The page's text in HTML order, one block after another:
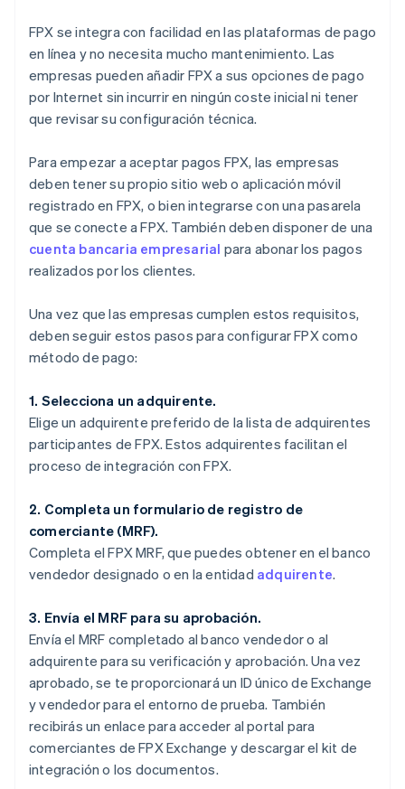
FPX se integra con facilidad en las plataformas de pago
en línea y no necesita mucho mantenimiento. Las
empresas pueden añadir FPX a sus opciones de pago
por Internet sin incurrir en ningún coste inicial ni tener
que revisar su configuración técnica.
Para empezar a aceptar pagos FPX, las empresas
deben tener su propio sitio web o aplicación móvil
registrado en FPX, o bien integrarse con una pasarela
que se conecte a FPX. También deben disponer de una
cuenta bancaria empresarial para abonar los pagos
realizados por los clientes.
Una vez que las empresas cumplen estos requisitos,
deben seguir estos pasos para configurar FPX como
método de pago:
1. Selecciona un adquirente.
Elige un adquirente preferido de la lista de adquirentes
participantes de FPX. Estos adquirentes facilitan el
proceso de integración con FPX.
2. Completa un formulario de registro de
comerciante (MRF).
Completa el FPX MRF, que puedes obtener en el banco
vendedor designado o en la entidad adquirente.
3. Envía el MRF para su aprobación.
Envía el MRF completado al banco vendedor o al
adquirente para su verificación y aprobación. Una vez
aprobado, se te proporcionará un ID único de Exchange
y vendedor para el entorno de prueba. También
recibirás un enlace para acceder al portal para
comerciantes de FPX Exchange y descargar el kit de
integración o los documentos.